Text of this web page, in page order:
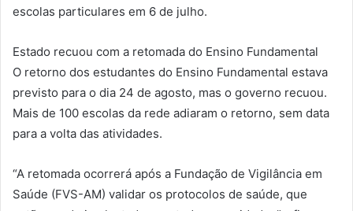
escolas particulares em 6 de julho.
Estado recuou com a retomada do Ensino Fundamental
O retorno dos estudantes do Ensino Fundamental estava
previsto para o dia 24 de agosto, mas o governo recuou.
Mais de 100 escolas da rede adiaram o retorno, sem data
para a volta das atividades.
“A retomada ocorrerá após a Fundação de Vigilância em
Saúde (FVS-AM) validar os protocolos de saúde, que